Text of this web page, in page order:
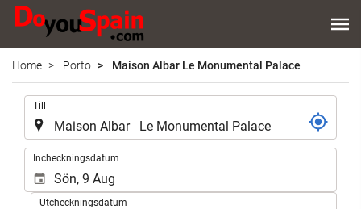
Home Porto Maison Albar Le Monumental Palace
Till
Incheckningsdatum
Utcheckningsdatum